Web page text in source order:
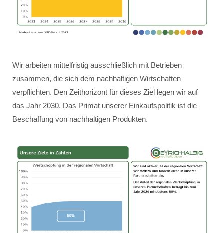
Wir arbeiten mittelfristig ausschließlich mit Betrieben
zusammen, die sich dem nachhaltigen Wirtschaften
verpflichten. Den Zeithorizont für dieses Ziel legen wir auf
das Jahr 2030. Das Primat unserer Einkaufspolitik ist die
Beschaffung von nachhaltigen Produkten.